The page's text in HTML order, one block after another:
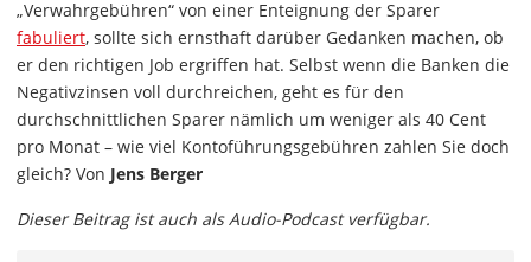
„Verwahrgebühren“ von einer Enteignung der Sparer
fabuliert, sollte sich ernsthaft darüber Gedanken machen, ob
er den richtigen Job ergriffen hat. Selbst wenn die Banken die
Negativzinsen voll durchreichen, geht es für den
durchschnittlichen Sparer nämlich um weniger als 40 Cent
pro Monat – wie viel Kontoführungsgebühren zahlen Sie doch
gleich? Von Jens Berger
Dieser Beitrag ist auch als Audio-Podcast verfügbar.